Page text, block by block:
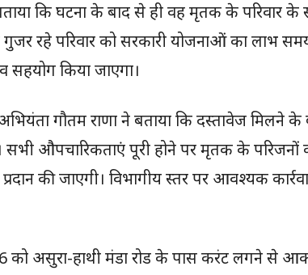
बताया कि घटना के बाद से ही वह मृतक के परिवार के
रहे परिवार को सरकारी योजनाओं का लाभ
किया जाएगा।
गौतम राणा ने बताया कि दस्तावेज मिलने के
सभी औपचारिकताएं पूरी होने पर मृतक के
की जाएगी। विभागीय स्तर पर आवश्यक
को असुरा-हाथी मंडा रोड के पास करंट लगने से